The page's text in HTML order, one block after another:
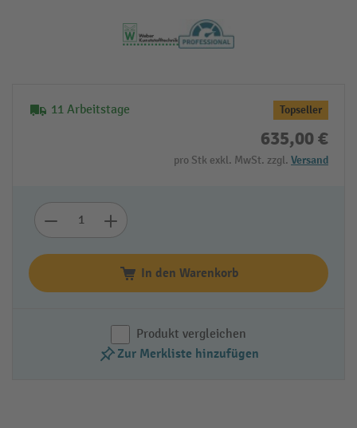
11 Arbeitstage Topseller
635,00 €
pro Stk exkl. MwSt. zzgl. Versand
In den Warenkorb
Produkt vergleichen
Zur Merkliste hinzufügen